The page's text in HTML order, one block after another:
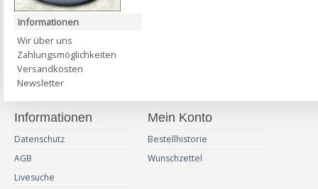
Informationen
Wir über uns
Zahlungsmöglichkeiten
Versandkosten
Newsletter
Informationen
Datenschutz
AGB
Livesuche
Mein Konto
Bestellhistorie
Wunschzettel